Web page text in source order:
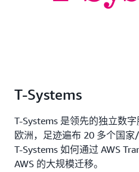
T-Systems
T-Systems 是领先的独立数
欧洲，足迹遍布 20 多个国
T-Systems 如何通过 AWS
AWS 的大规模迁移。